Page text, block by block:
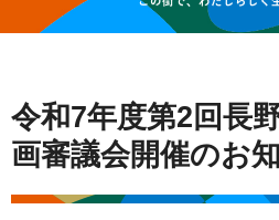
令和7年度第2回長
画審議会開催のお